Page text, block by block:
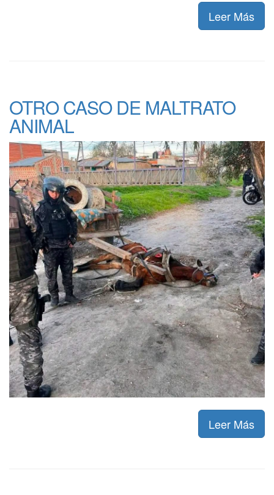
Leer Más
OTRO CASO DE MALTRATO
ANIMAL
Leer Más